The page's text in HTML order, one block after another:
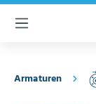
springen
Armaturen